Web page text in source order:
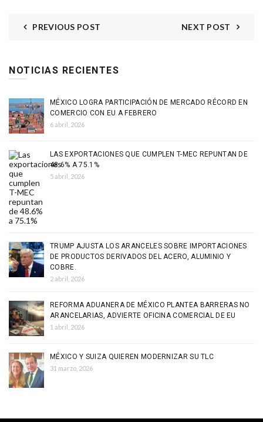
PREVIOUS POST NEXT POST
NOTICIAS RECIENTES
MÉXICO LOGRA PARTICIPACIÓN DE MERCADO RÉCORD EN
COMERCIO CON EU A FEBRERO
6 abril, 2026
LAS EXPORTACIONES QUE CUMPLEN T-MEC REPUNTAN DE
48.6% A 75.1%
5 abril, 2026
TRUMP AJUSTA LOS ARANCELES SOBRE IMPORTACIONES
DE PRODUCTOS DERIVADOS DEL ACERO, ALUMINIO Y
COBRE.
2 abril, 2026
REFORMA ADUANERA DE MÉXICO PLANTEA BARRERAS NO
ARANCELARIAS, ADVIERTE OFICINA COMERCIAL DE EU
1 abril, 2026
MÉXICO Y SUIZA QUIEREN MODERNIZAR SU TLC
31 marzo, 2026